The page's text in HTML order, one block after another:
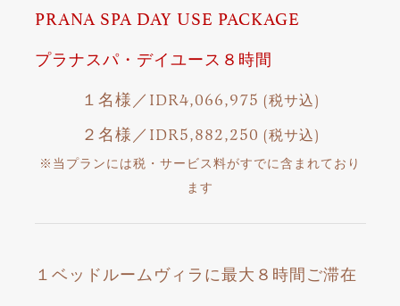
PRANA SPA DAY USE PACKAGE
プラナスパ・デイユース８時間
１名様／IDR4,066,975 (税サ込)
２名様／IDR5,882,250 (税サ込)
※当プランには税・サービス料がすでに含まれており
ます
１ベッドルームヴィラに最大８時間ご滞在